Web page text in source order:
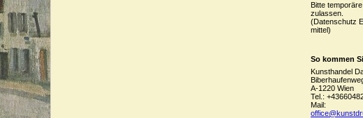
Bitte
zulassen.
(Datenschutz
mittel)
So kommen
Kunsthandel
A-1220 Wien
Tel.:
Mail: